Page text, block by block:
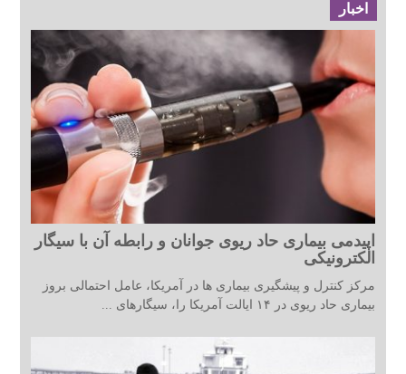
اخبار
اپیدمی بیماری حاد ریوی جوانان و رابطه آن با سیگار
الکترونیکی
مرکز کنترل و پیشگیری بیماری ها در آمریکا، عامل احتمالی بروز
بیماری حاد ریوی در ۱۴ ایالت آمریکا را، سیگارهای ...